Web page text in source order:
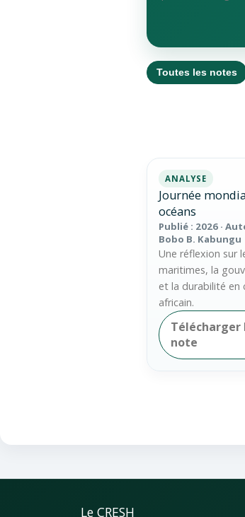
Toutes les notes
ANALYSE
Journée
océans
Publié : 2026 ·
Bobo B. Kabungu
Une réflexion sur
maritimes, la
et la durabilité en
africain.
Télécharger
note
Le CRESH